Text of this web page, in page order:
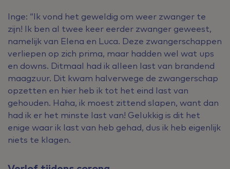
Inge: “Ik vond het geweldig om weer zwanger te
zijn! Ik ben al twee keer eerder zwanger geweest,
namelijk van Elena en Luca. Deze zwangerschappen
verliepen op zich prima, maar hadden wel wat ups
en downs. Ditmaal had ik alleen last van brandend
maagzuur. Dit kwam halverwege de zwangerschap
opzetten en hier heb ik tot het eind last van
gehouden. Haha, ik moest zittend slapen, want dan
had ik er het minste last van! Gelukkig is dit het
enige waar ik last van heb gehad, dus ik heb eigenlijk
niets te klagen.